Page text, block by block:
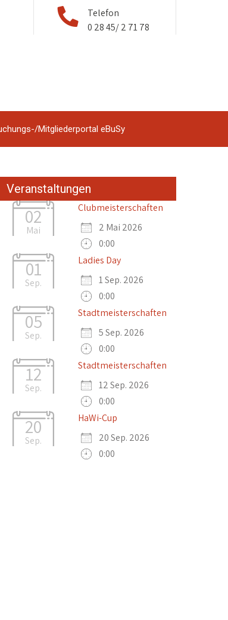
Telefon
0 28 45/ 2 71 78
Mitgliederportal eBuSy
Veranstaltungen
02
Mai
Clubmeisterschaften
2 Mai 2026
0:00
01
Sep.
Ladies Day
1 Sep. 2026
0:00
05
Sep.
Stadtmeisterschaften
5 Sep. 2026
0:00
12
Sep.
Stadtmeisterschaften
12 Sep. 2026
0:00
20
Sep.
HaWi-Cup
20 Sep. 2026
0:00